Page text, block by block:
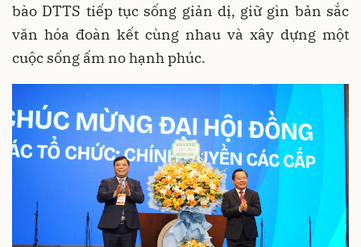
bào DTTS tiếp tục sống giản dị, giữ gìn bản sắc
văn hóa đoàn kết cùng nhau và xây dựng một
cuộc sống ấm no hạnh phúc.